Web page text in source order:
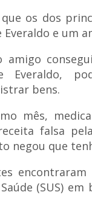
os dos
Everaldo e um
Everaldo,
bens.
mês,
falsa
negou que
(SUS)